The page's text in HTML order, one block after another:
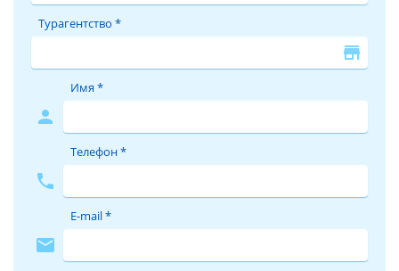
Турагентство *
store
person
Имя *
phone
Телефон *
mail
E-mail *